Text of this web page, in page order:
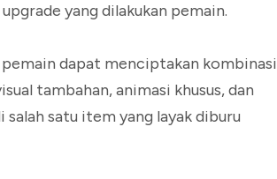
yang dilakukan pemain.
dapat menciptakan kombinasi
tambahan, animasi khusus, dan
satu item yang layak diburu